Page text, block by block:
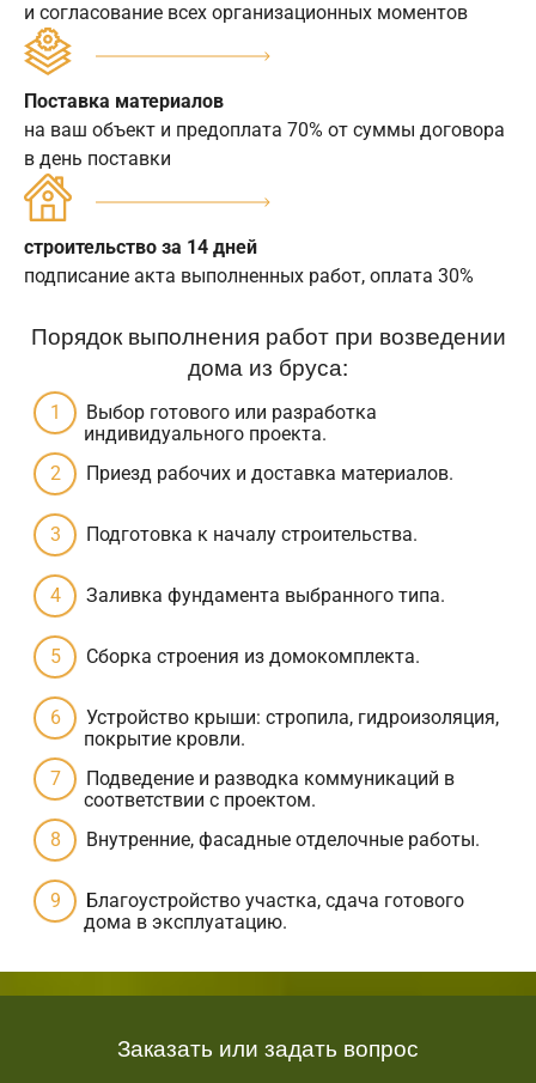
и согласование всех организационных моментов
Поставка материалов
на ваш объект и предоплата 70% от суммы договора
в день поставки
строительство за 14 дней
подписание акта выполненных работ, оплата 30%
Порядок выполнения работ при возведении
дома из бруса:
Выбор готового или разработка
индивидуального проекта.
Приезд рабочих и доставка материалов.
Подготовка к началу строительства.
Заливка фундамента выбранного типа.
Сборка строения из домокомплекта.
Устройство крыши: стропила, гидроизоляция,
покрытие кровли.
Подведение и разводка коммуникаций в
соответствии с проектом.
Внутренние, фасадные отделочные работы.
Благоустройство участка, сдача готового
дома в эксплуатацию.
Заказать или задать вопрос